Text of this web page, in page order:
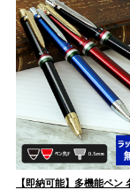
【即納可能】多機能ペン